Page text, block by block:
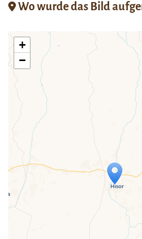
Wo wurde das Bild
Travelers' Map wird
Wenn du dies siehst,
Seite vollständig geladen
fehlen leafletJS-
+
−